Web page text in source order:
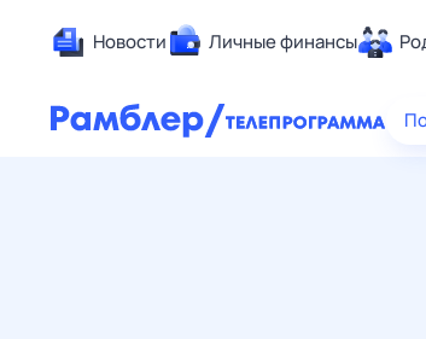
Новости Личные финансы